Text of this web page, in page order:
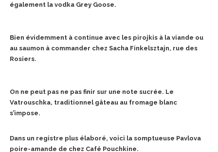
également la vodka Grey Goose.
Bien évidemment à continue avec les pirojkis à la viande ou
au saumon à commander chez Sacha Finkelsztajn, rue des
Rosiers.
On ne peut pas ne pas finir sur une note sucrée. Le
Vatrouschka, traditionnel gâteau au fromage blanc
s’impose.
Dans un registre plus élaboré, voici la somptueuse Pavlova
poire-amande de chez Café Pouchkine.